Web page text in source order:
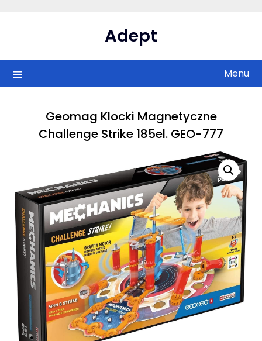
Adept
Menu
Geomag Klocki Magnetyczne
Challenge Strike 185el. GEO-777